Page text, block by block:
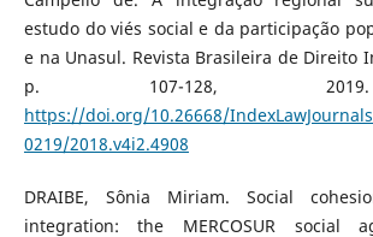
estudo do viés social e da participação
e na Unasul. Revista Brasileira de Direito
p. 107-128,
https://doi.org/10.26668/
0219/2018.v4i2.4908
DRAIBE, Sônia Miriam. Social
integration: the MERCOSUR social